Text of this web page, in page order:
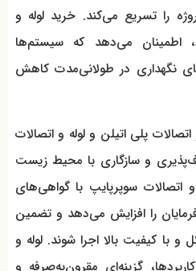
را تسریع می‌کند. خرید لوله و
اطمینان می‌دهد که سیستم‌ها
نگهداری در طولانی‌مدت کاهش
اتصالات پلی اتیلن و لوله و اتصالات
و سازگاری با محیط زیست
اتصالات سوپرپایپ با گواهی‌های
را افزایش می‌دهد و تضمین
با کیفیت بالا اجرا شوند. لوله و